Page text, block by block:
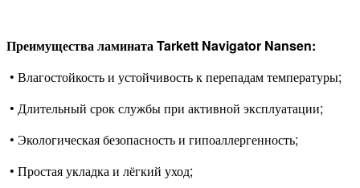
Преимущества ламината Tarkett Navigator Nansen:
• Влагостойкость и устойчивость к перепадам температуры;
• Длительный срок службы при активной эксплуатации;
• Экологическая безопасность и гипоаллергенность;
• Простая укладка и лёгкий уход;